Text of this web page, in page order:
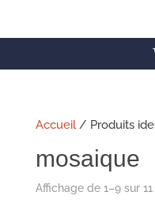
Accueil/ Produits
mosaique
Affichage de 1–9 sur